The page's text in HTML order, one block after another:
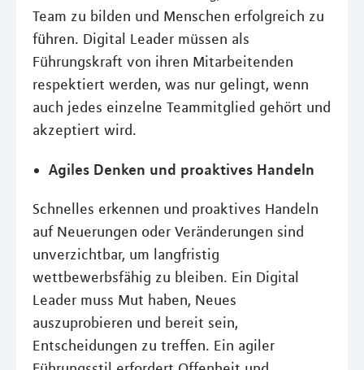
Team zu bilden und Menschen erfolgreich zu
führen. Digital Leader müssen als
Führungskraft von ihren Mitarbeitenden
respektiert werden, was nur gelingt, wenn
auch jedes einzelne Teammitglied gehört und
akzeptiert wird.
Agiles Denken und proaktives Handeln
Schnelles erkennen und proaktives Handeln
auf Neuerungen oder Veränderungen sind
unverzichtbar, um langfristig
wettbewerbsfähig zu bleiben. Ein Digital
Leader muss Mut haben, Neues
auszuprobieren und bereit sein,
Entscheidungen zu treffen. Ein agiler